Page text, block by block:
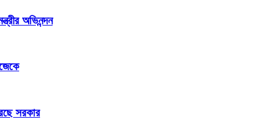
অভিনন্দন
সরকার